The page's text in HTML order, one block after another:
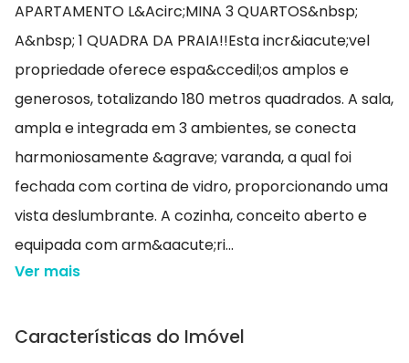
APARTAMENTO L&Acirc;MINA 3 QUARTOS&nbsp;
A&nbsp; 1 QUADRA DA PRAIA!!Esta incr&iacute;vel
propriedade oferece espa&ccedil;os amplos e
generosos, totalizando 180 metros quadrados. A sala,
ampla e integrada em 3 ambientes, se conecta
harmoniosamente &agrave; varanda, a qual foi
fechada com cortina de vidro, proporcionando uma
vista deslumbrante. A cozinha, conceito aberto e
equipada com arm&aacute;ri...
Ver mais
Características do Imóvel